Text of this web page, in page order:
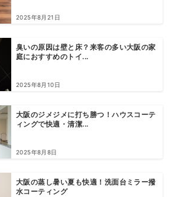
2025年8月21日
臭いの原因は壁と床？来客の多い大阪の家
庭におすすめのトイ...
2025年8月10日
大阪のジメジメに打ち勝つ！ハウスコーテ
ィングで快適・清潔...
2025年8月8日
大阪の蒸し暑い夏も快適！洗面台ミラー撥
水コーティング